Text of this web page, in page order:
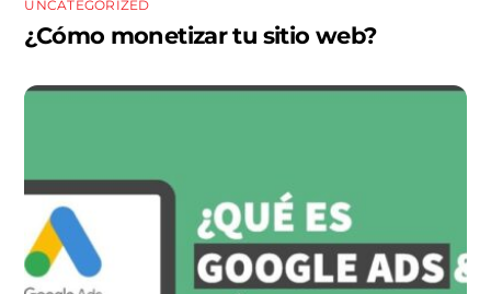
UNCATEGORIZED
¿Cómo monetizar tu sitio web?